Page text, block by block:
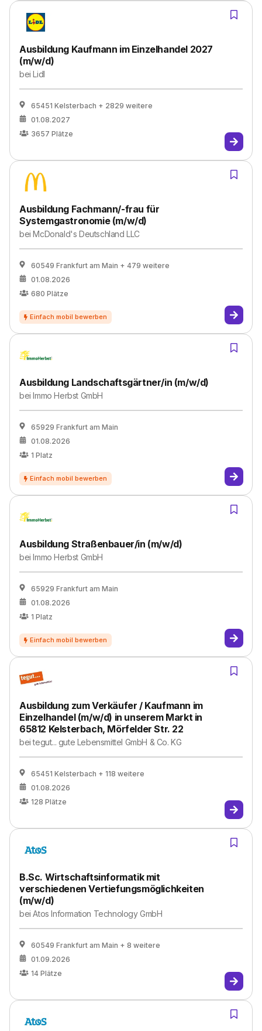
Ausbildung Kaufmann im Einzelhandel 2027
(m/w/d)
beiLidl
65451 Kelsterbach + 2829 weitere
01.08.2027
3657 Plätze
Ausbildung Fachmann/-frau für
Systemgastronomie (m/w/d)
beiMcDonald's Deutschland LLC
60549 Frankfurt am Main + 479 weitere
01.08.2026
680 Plätze
Ausbildung Landschaftsgärtner/in (m/w/d)
beiImmo Herbst GmbH
65929 Frankfurt am Main
01.08.2026
1 Platz
Ausbildung Straßenbauer/in (m/w/d)
beiImmo Herbst GmbH
65929 Frankfurt am Main
01.08.2026
1 Platz
Ausbildung zum Verkäufer / Kaufmann im
Einzelhandel (m/w/d) in unserem Markt in
65812 Kelsterbach, Mörfelder Str. 22
beitegut... gute Lebensmittel GmbH & Co. KG
65451 Kelsterbach + 118 weitere
01.08.2026
128 Plätze
B.Sc. Wirtschaftsinformatik mit
verschiedenen Vertiefungsmöglichkeiten
(m/w/d)
beiAtos Information Technology GmbH
60549 Frankfurt am Main + 8 weitere
01.09.2026
14 Plätze